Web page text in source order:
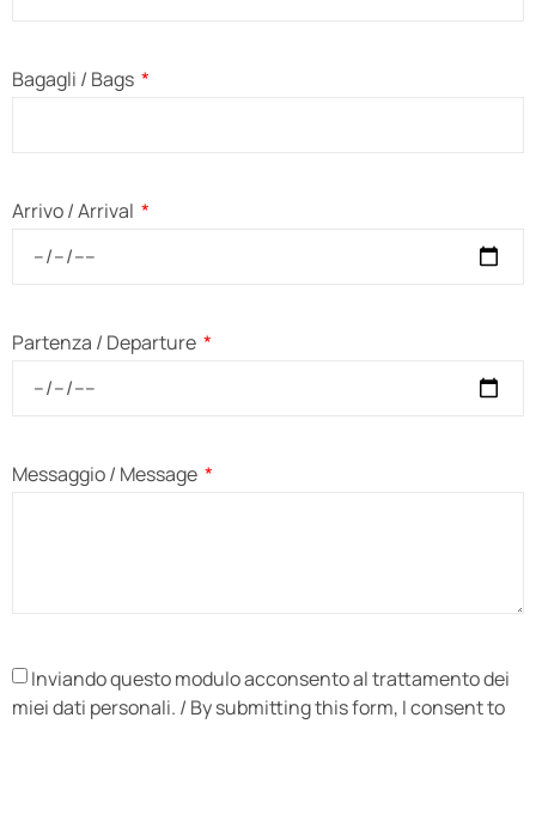
Bagagli / Bags
Arrivo / Arrival
Partenza / Departure
Messaggio / Message
Inviando questo modulo acconsento al trattamento dei
miei dati personali. / By submitting this form, I consent to